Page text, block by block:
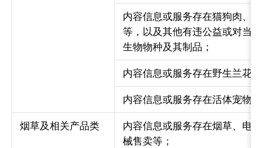
内容信息或服务存在猫狗肉、
等，以及其他有违公益或对当
生物物种及其制品；
内容信息或服务存在野生兰花
内容信息或服务存在活体宠物
烟草及相关产品类
内容信息或服务存在烟草、电
械售卖等；